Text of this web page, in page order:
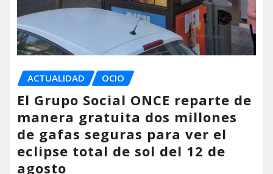
ACTUALIDAD OCIO
El Grupo Social ONCE reparte de
manera gratuita dos millones
de gafas seguras para ver el
eclipse total de sol del 12 de
agosto